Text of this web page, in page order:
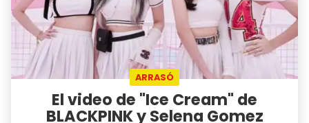
ARRASÓ
El video de "Ice Cream" de
BLACKPINK y Selena Gomez